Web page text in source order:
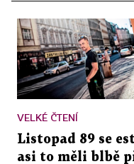
VELKÉ ČTENÍ
Listopad 89 se
asi to měli blbě